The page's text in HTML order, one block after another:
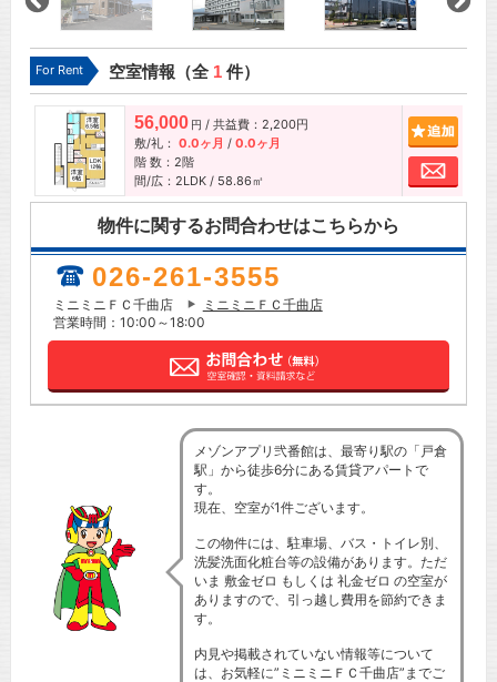
For Rent 空室情報（全 1件）
56,000 円 / 共益費：2,200円
敷/礼： 0.0ヶ月 / 0.0ヶ月
階 数：2階
間/広：2LDK / 58.86㎡
お問
物件に関するお問合わせはこちらから
026-261-3555
ミニミニＦＣ千曲店
ミニミニＦＣ千曲店
営業時間：10:00～18:00
メゾンアプリ弐番館は、最寄り駅の「戸倉
駅」から徒歩6分にある賃貸アパートで
す。
現在、空室が1件ございます。
この物件には、駐車場、バス・トイレ別、
洗髪洗面化粧台等の設備があります。ただ
いま 敷金ゼロ もしくは 礼金ゼロ の空室が
ありますので、引っ越し費用を節約できま
す。
内見や掲載されていない情報等について
は、お気軽に”ミニミニＦＣ千曲店”までご